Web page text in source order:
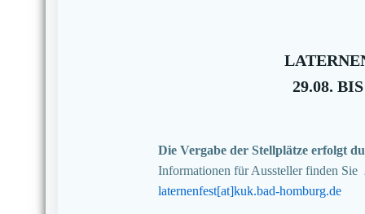
29.08.
Die Vergabe der Stellplätze erfolgt
Informationen für Aussteller finden Sie
laternenfest[at]kuk.bad-homburg.de